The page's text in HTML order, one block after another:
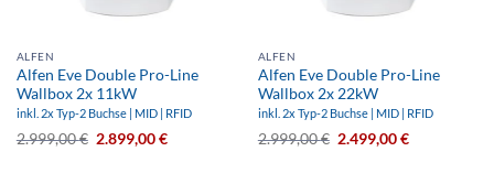
ALFEN
Alfen Eve Double Pro-Line
Wallbox 2x 11kW
inkl. 2x Typ-2 Buchse | MID | RFID
2.999,00€ 2.899,00€
ALFEN
Alfen Eve Double Pro-Line
Wallbox 2x 22kW
inkl. 2x Typ-2 Buchse | MID | RFID
2.999,00€ 2.499,00€